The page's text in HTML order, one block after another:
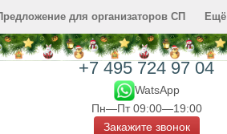
для организаторов СП Ещё
+7 495 724 97 04
WatsApp
Пн—Пт 09:00—19:00
Закажите звонок